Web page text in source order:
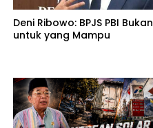
Deni Ribowo: BPJS PBI Bukan
untuk yang Mampu